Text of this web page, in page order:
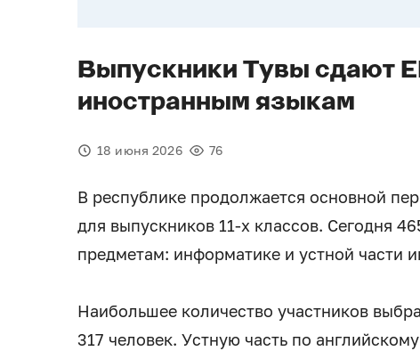
Выпускники Тувы сдают
иностранным языкам
18 июня 2026 76
В республике продолжается основной
для выпускников 11-х классов. Сегодня
предметам: информатике и устной части
Наибольшее количество участников
317 человек. Устную часть по